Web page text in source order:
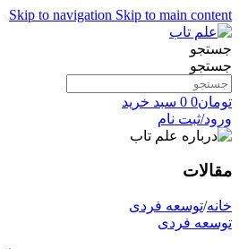
Skip to navigation Skip to main content
جستجو
جستجو
تومان0
0 سبد خرید
ورود/ثبت نام
مقالات
خانه/توسعه فردی
توسعه فردی